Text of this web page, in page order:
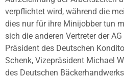
verpflichtet wird, während die
dies nur für ihre Minijobber tun
sich die anderen Vertreter der
Präsident des Deutschen
Schenk, Vizepräsident Michael
des Deutschen